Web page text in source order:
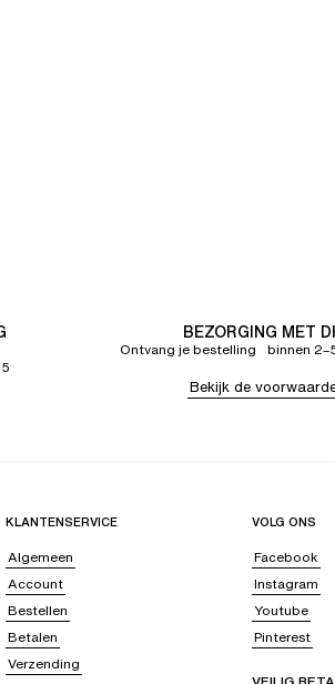
BEZORGING MET
Ontvang je bestelling binnen
Bekijk de
KLANTENSERVICE
Algemeen
Account
Bestellen
Betalen
Verzending
VOLG ONS
Facebook
Instagram
Youtube
Pinterest